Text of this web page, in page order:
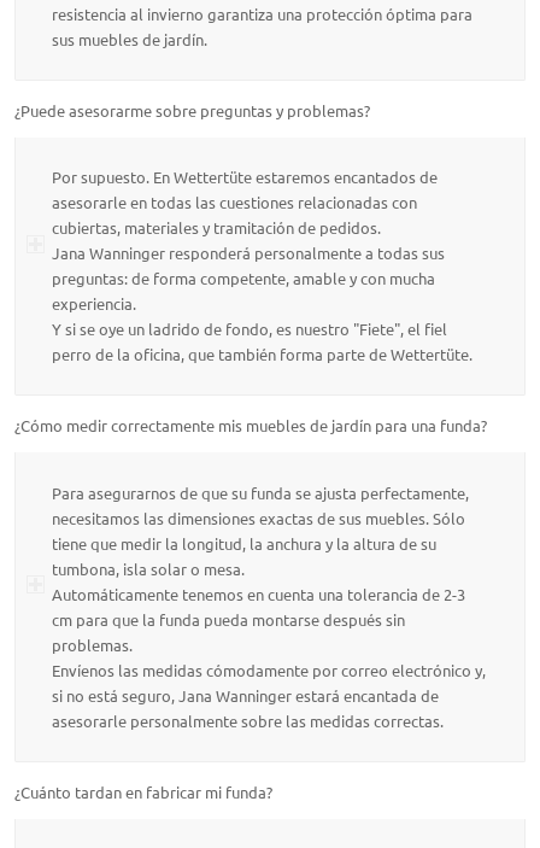
resistencia al invierno garantiza una protección óptima para
sus muebles de jardín.
¿Puede asesorarme sobre preguntas y problemas?
Por supuesto. En Wettertüte estaremos encantados de
asesorarle en todas las cuestiones relacionadas con
cubiertas, materiales y tramitación de pedidos.
Jana Wanninger responderá personalmente a todas sus
preguntas: de forma competente, amable y con mucha
experiencia.
Y si se oye un ladrido de fondo, es nuestro "Fiete", el fiel
perro de la oficina, que también forma parte de Wettertüte.
¿Cómo medir correctamente mis muebles de jardín para una funda?
Para asegurarnos de que su funda se ajusta perfectamente,
necesitamos las dimensiones exactas de sus muebles. Sólo
tiene que medir la longitud, la anchura y la altura de su
tumbona, isla solar o mesa.
Automáticamente tenemos en cuenta una tolerancia de 2-3
cm para que la funda pueda montarse después sin
problemas.
Envíenos las medidas cómodamente por correo electrónico y,
si no está seguro, Jana Wanninger estará encantada de
asesorarle personalmente sobre las medidas correctas.
¿Cuánto tardan en fabricar mi funda?